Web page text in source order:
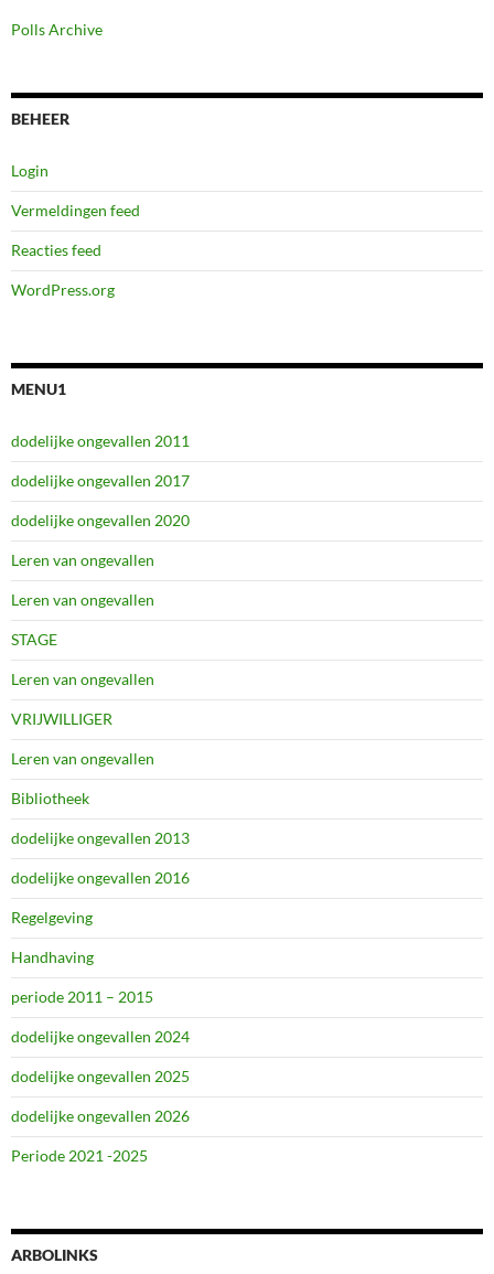
Polls Archive
BEHEER
Login
Vermeldingen feed
Reacties feed
WordPress.org
MENU1
dodelijke ongevallen 2011
dodelijke ongevallen 2017
dodelijke ongevallen 2020
Leren van ongevallen
Leren van ongevallen
STAGE
Leren van ongevallen
VRIJWILLIGER
Leren van ongevallen
Bibliotheek
dodelijke ongevallen 2013
dodelijke ongevallen 2016
Regelgeving
Handhaving
periode 2011 – 2015
dodelijke ongevallen 2024
dodelijke ongevallen 2025
dodelijke ongevallen 2026
Periode 2021 -2025
ARBOLINKS